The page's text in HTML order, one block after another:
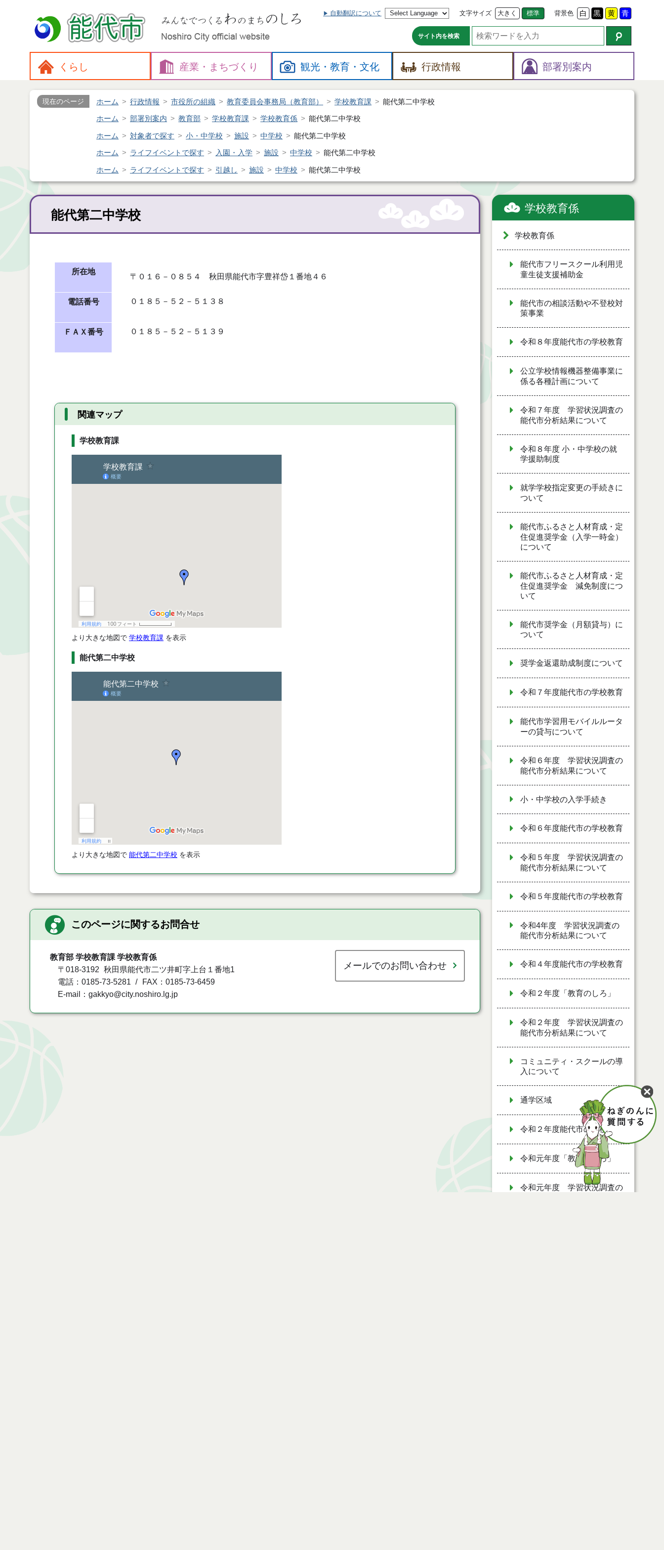
自動翻訳について 文字サイズ 大きく 標準 背景色 白 黒 黄 青
サイト内を検索
くらし 産業・ まちづくり 観光・教育・文化 行政情報 部署別案内
現在のページ ホーム 行政情報 市役所の組織 教育委員会事務局（教育部） 学校教育課 能代第二中学校
ホーム 部署別案内 教育部 学校教育課 学校教育係 能代第二中学校
ホーム 対象者で探す 小・中学校 施設 中学校 能代第二中学校
ホーム ライフイベントで探す 入園・入学 施設 中学校 能代第二中学校
ホーム ライフイベントで探す 引越し 施設 中学校 能代第二中学校
能代第二中学校
所在地
〒０１６－０８５４ 秋田県能代市字豊祥岱１番地４６
電話番号 ０１８５－５２－５１３８
ＦＡＸ番号 ０１８５－５２－５１３９
関連マップ
学校教育課
より大きな地図で 学校教育課 を表示
能代第二中学校
より大きな地図で 能代第二中学校 を表示
このページに関するお問合せ
教育部 学校教育課 学校教育係
〒018-3192
秋田県能代市二ツ井町字上台１番地1
電話：0185-73-5281
FAX：0185-73-6459
E-mail：gakkyo@city.noshiro.lg.jp
メールでのお問い合わせ
学校教育係
学校教育係
能代市フリースクール利用児
童生徒支援補助金
能代市の相談活動や不登校対
策事業
令和８年度能代市の学校教育
公立学校情報機器整備事業に
係る各種計画について
令和７年度 学習状況調査の
能代市分析結果について
令和８年度 小・中学校の就
学援助制度
就学学校指定変更の手続きに
ついて
能代市ふるさと人材育成・定
住促進奨学金（入学一時金）
について
能代市ふるさと人材育成・定
住促進奨学金 減免制度につ
いて
能代市奨学金（月額貸与）に
ついて
奨学金返還助成制度について
令和７年度能代市の学校教育
能代市学習用モバイルルータ
ーの貸与について
令和６年度 学習状況調査の
能代市分析結果について
小・中学校の入学手続き
令和６年度能代市の学校教育
令和５年度 学習状況調査の
能代市分析結果について
令和５年度能代市の学校教育
令和4年度 学習状況調査の
能代市分析結果について
令和４年度能代市の学校教育
令和２年度「教育のしろ」
令和２年度 学習状況調査の
能代市分析結果について
コミュニティ・スクールの導
入について
通学区域
令和２年度能代市の学校教育
令和元年度「教育のしろ」
令和元年度 学習状況調査の